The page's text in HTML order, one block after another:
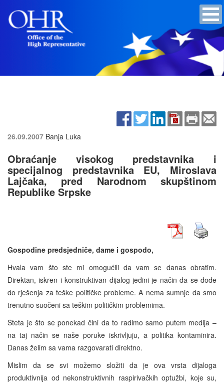
26.09.2007 Banja Luka
Obraćanje visokog predstavnika i
specijalnog predstavnika EU, Miroslava
Lajčaka, pred Narodnom skupštinom
Republike Srpske
Gospodine predsjedniče, dame i gospodo,
Hvala vam što ste mi omogućili da vam se danas obratim.
Direktan, iskren i konstruktivan dijalog jedini je način da se dođe
do rješenja za teške političke probleme. A nema sumnje da smo
trenutno suočeni sa teškim političkim problemima.
Šteta je što se ponekad čini da to radimo samo putem medija –
na taj način se naše poruke iskrivljuju, a politika kontaminira.
Danas želim sa vama razgovarati direktno.
Mislim da se svi možemo složiti da je ova vrsta dijaloga
produktivnija od nekonstruktivnih raspirivačkih optužbi, koje su,